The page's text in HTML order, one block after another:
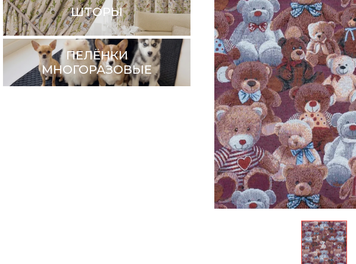
ШТОРЫ
ПЕЛЁНКИ
МНОГОРАЗОВЫЕ